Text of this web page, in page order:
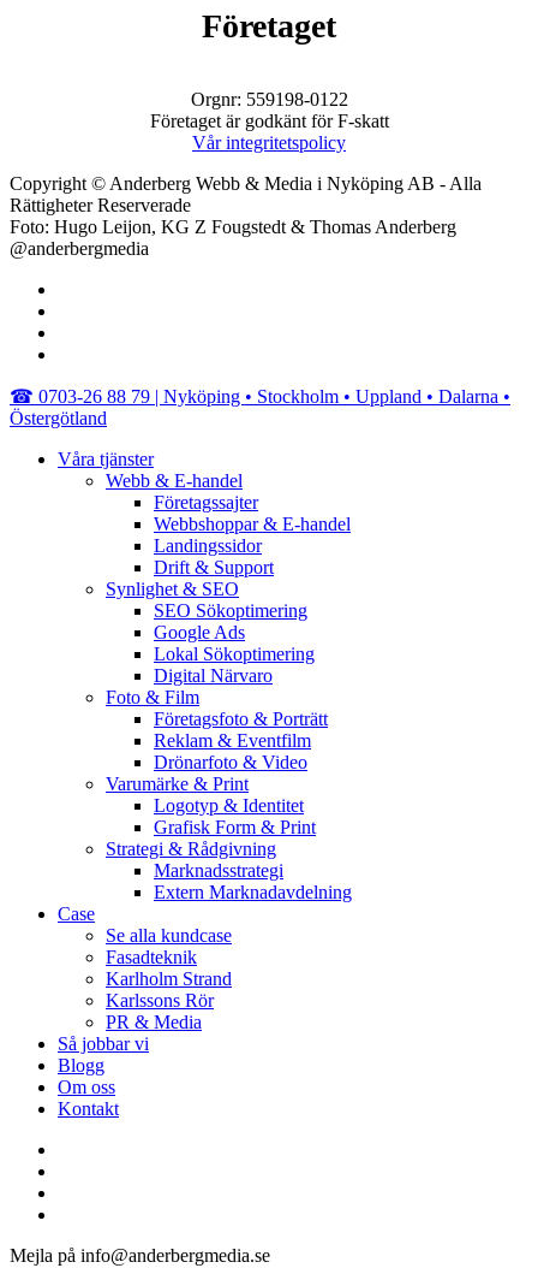
Företaget
Orgnr: 559198-0122
Företaget är godkänt för F-skatt
Vår integritetspolicy
Copyright © Anderberg Webb & Media i Nyköping AB - Alla
Rättigheter Reserverade
Foto: Hugo Leijon, KG Z Fougstedt & Thomas Anderberg
@anderbergmedia
Close
Menu
☎︎ 0703-26 88 79 | Nyköping • Stockholm • Uppland • Dalarna •
Östergötland
Våra tjänster
Webb & E-handel
Företagssajter
Webbshoppar & E-handel
Landingssidor
Drift & Support
Synlighet & SEO
SEO Sökoptimering
Google Ads
Lokal Sökoptimering
Digital Närvaro
Foto & Film
Företagsfoto & Porträtt
Reklam & Eventfilm
Drönarfoto & Video
Varumärke & Print
Logotyp & Identitet
Grafisk Form & Print
Strategi & Rådgivning
Marknadsstrategi
Extern Marknadavdelning
Case
Se alla kundcase
Fasadteknik
Karlholm Strand
Karlssons Rör
PR & Media
Så jobbar vi
Blogg
Om oss
Kontakt
Mejla på info@anderbergmedia.se